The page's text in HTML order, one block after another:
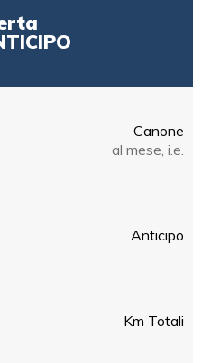
Canone
al mese, i.e.
Anticipo
Km Totali